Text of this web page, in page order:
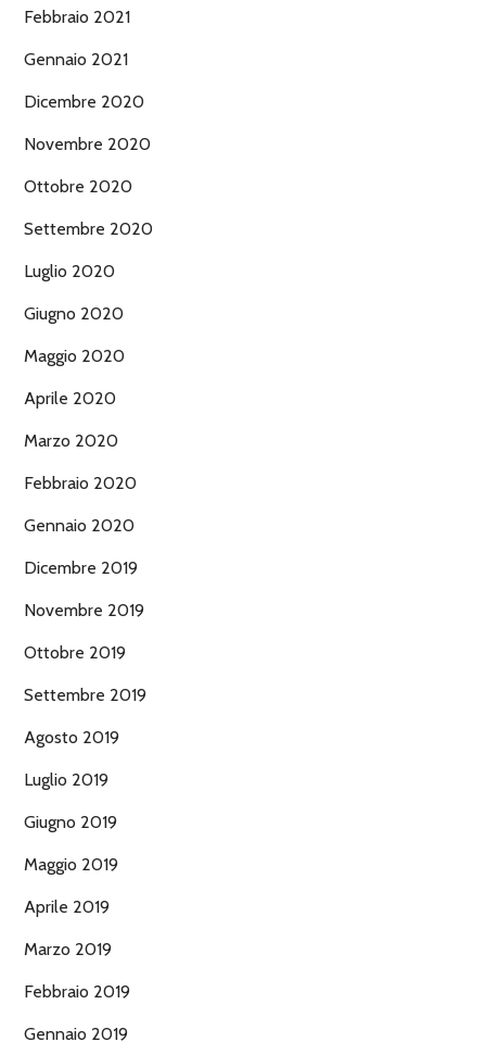
Febbraio 2021
Gennaio 2021
Dicembre 2020
Novembre 2020
Ottobre 2020
Settembre 2020
Luglio 2020
Giugno 2020
Maggio 2020
Aprile 2020
Marzo 2020
Febbraio 2020
Gennaio 2020
Dicembre 2019
Novembre 2019
Ottobre 2019
Settembre 2019
Agosto 2019
Luglio 2019
Giugno 2019
Maggio 2019
Aprile 2019
Marzo 2019
Febbraio 2019
Gennaio 2019